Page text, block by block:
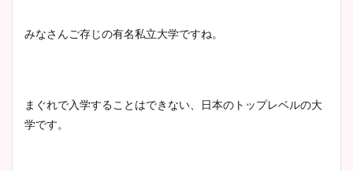
ニット衣装まとめ！美足の筋
みなさんご存じの有名私立大学ですね。
まぐれで入学することはできない、日本のトップレベルの大
学です。